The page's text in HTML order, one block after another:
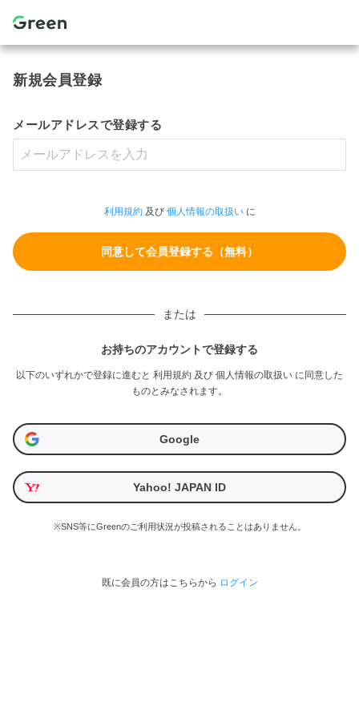
新規会員登録
メールアドレスで登録する
利用規約及び 個人情報の取扱いに
または
お持ちのアカウントで登録する
以下のいずれかで登録に進むと 利用規約 及び 個人情報の取扱い に同意した
ものとみなされます。
Google
Yahoo! JAPAN ID
※SNS等にGreenのご利用状況が投稿されることはありません。
既に会員の方はこちらから ログイン